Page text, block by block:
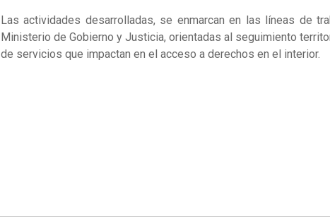
Las actividades desarrolladas, se enmarcan en las líneas de
Ministerio de Gobierno y Justicia, orientadas al seguimiento
de servicios que impactan en el acceso a derechos en el interior.